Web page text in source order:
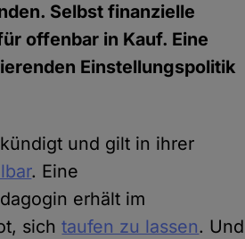
Selbst finanzielle
offenbar in Kauf. Eine
Einstellungspolitik
und gilt in ihrer
. Eine
erhält im
sichtaufen zu lassen. Und